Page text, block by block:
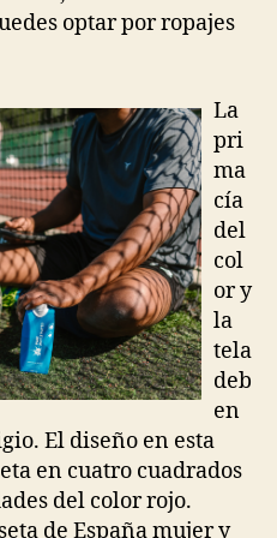
optar por ropajes
La
pri
ma
cía
del
col
or y
la
tela
deb
en
El diseño en esta
en cuatro cuadrados
del color rojo.
de España mujer y